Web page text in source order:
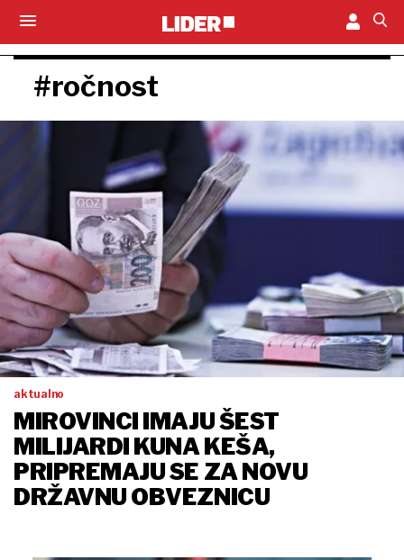
#ročnost
aktualno
MIROVINCI IMAJU ŠEST
MILIJARDI KUNA KEŠA,
PRIPREMAJU SE ZA NOVU
DRŽAVNU OBVEZNICU